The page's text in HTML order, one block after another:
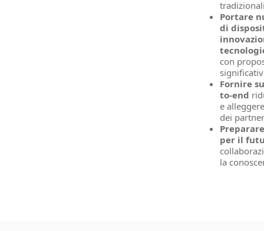
Portare
di
con
Fornire
to-end
e
dei partner
per il
la